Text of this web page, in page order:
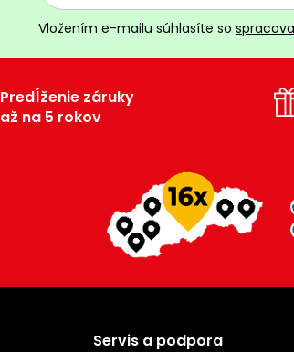
Vložením e-mailu súhlasíte so
Predĺženie záruky
až na 5 rokov
Servis a podpora